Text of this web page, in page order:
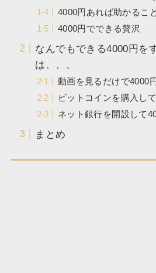
4000円あれば助かること
4000円でできる贅沢
なんでもできる4000円を
は、、、
動画を見るだけで4000
ビットコインを購入し
ネット銀行を開設して
まとめ